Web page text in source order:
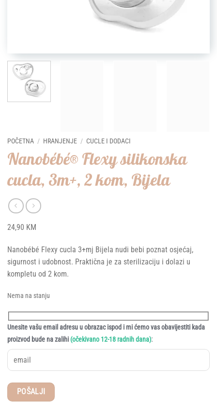
POČETNA / HRANJENJE / CUCLE I DODACI
Nanobébé® Flexy silikonska
cucla, 3m+, 2 kom, Bijela
24,90 KM
Nanobébé Flexy cucla 3+mj Bijela nudi bebi poznat osjećaj,
sigurnost i udobnost. Praktična je za sterilizaciju i dolazi u
kompletu od 2 kom.
Nema na stanju
Unesite vašu email adresu u obrazac ispod i mi ćemo vas obavijestiti kada
proizvod bude na zalihi (očekivano 12-18 radnih dana):